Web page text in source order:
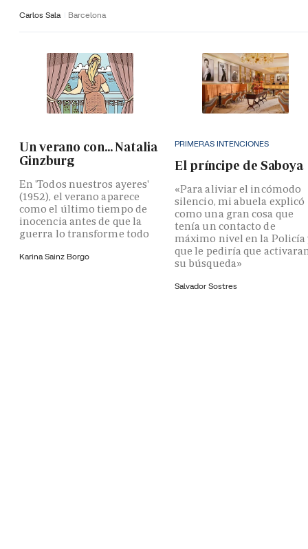
Carlos Sala Barcelona
Un verano con... Natalia
Ginzburg
En 'Todos nuestros ayeres'
(1952), el verano aparece
como el último tiempo de
inocencia antes de que la
guerra lo transforme todo
Karina Sainz Borgo
PRIMERAS INTENCIONES
El príncipe de Saboya
«Para aliviar el incómodo
silencio, mi abuela explicó
como una gran cosa que
tenía un contacto de
máximo nivel en la Policía
que le pediría que
su búsqueda»
Salvador Sostres